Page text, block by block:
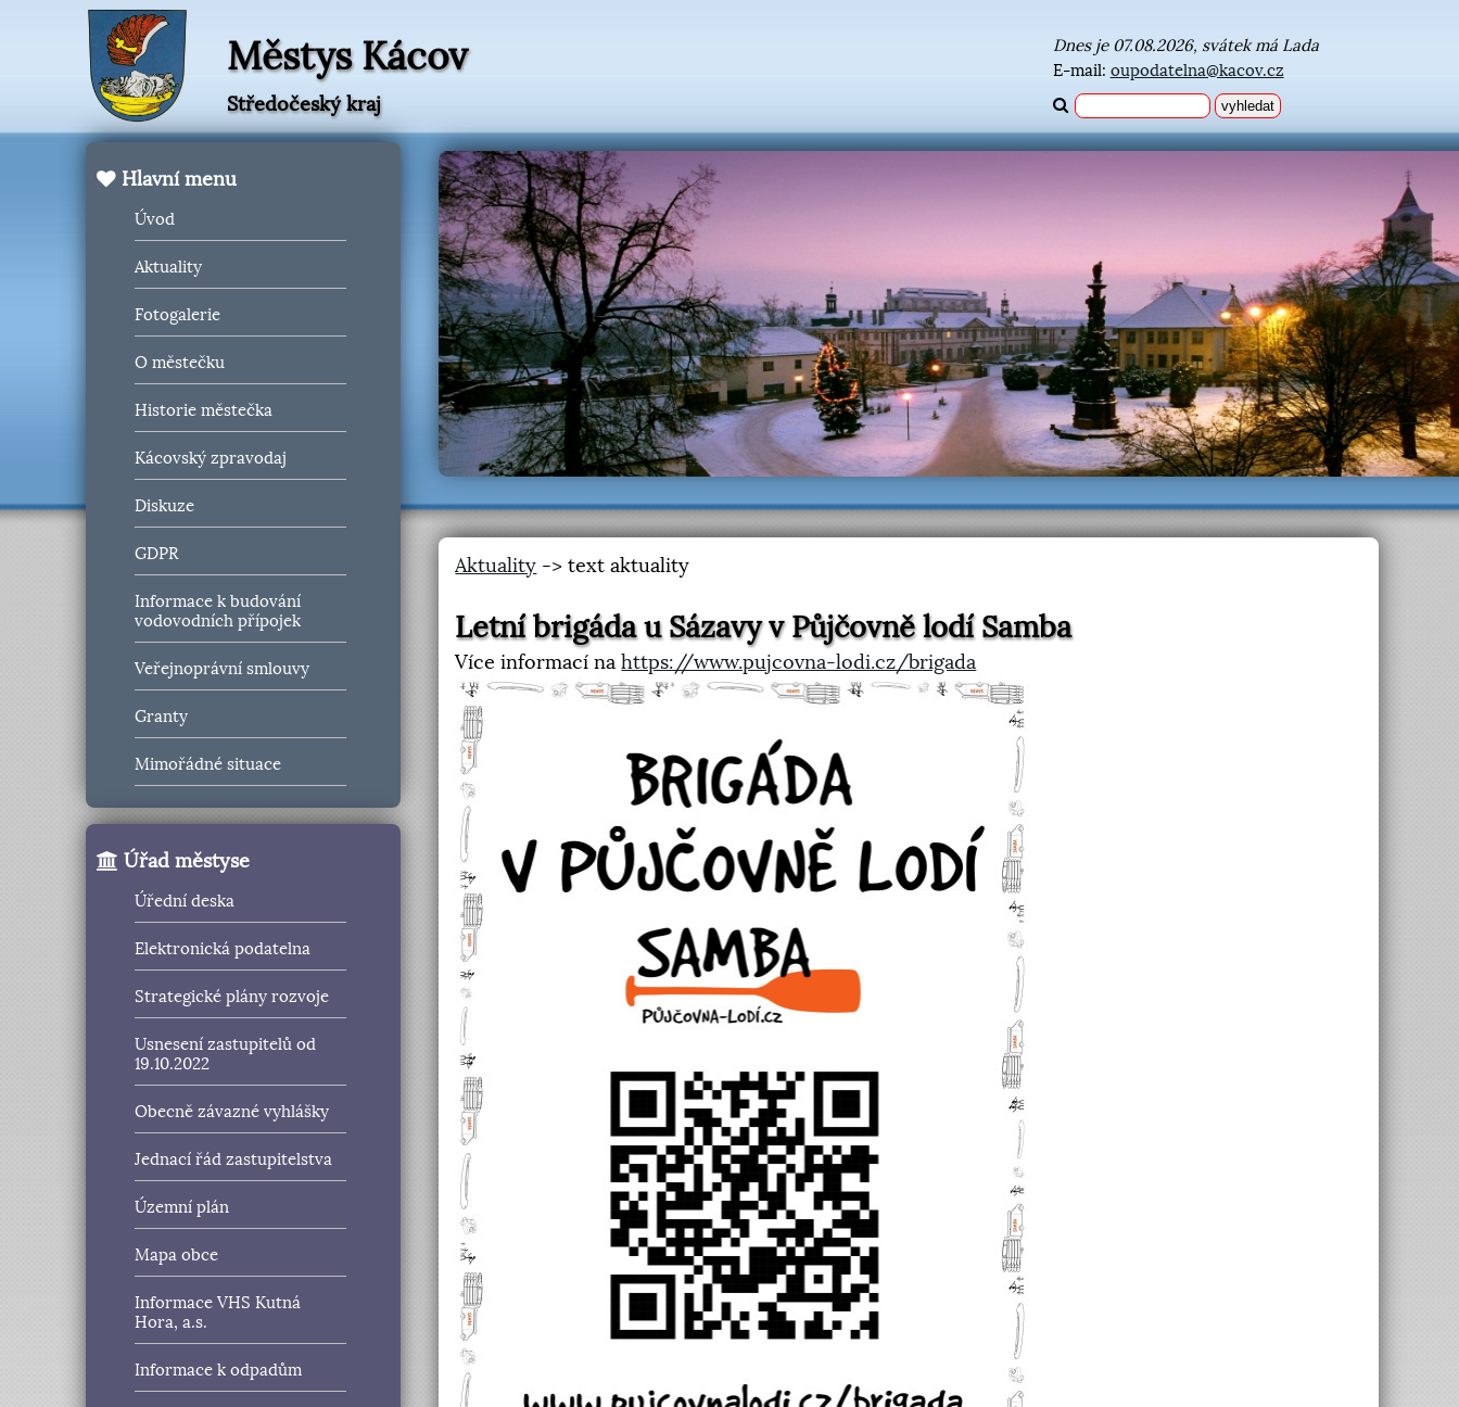
Městys Kácov
Středočeský kraj
Dnes je 07.08.2026, svátek má Lada
E-mail: oupodatelna@kacov.cz
Hlavní menu
Úvod
Aktuality
Fotogalerie
O městečku
Historie městečka
Kácovský zpravodaj
Diskuze
GDPR
Informace k budování
vodovodních přípojek
Veřejnoprávní smlouvy
Granty
Mimořádné situace
Úřad městyse
Úřední deska
Elektronická podatelna
Strategické plány rozvoje
Usnesení zastupitelů od
19.10.2022
Obecně závazné vyhlášky
Jednací řád zastupitelstva
Územní plán
Mapa obce
Informace VHS Kutná
Hora, a.s.
Informace k odpadům
Aktuality -> text aktuality
Letní brigáda u Sázavy v Půjčovně lodí Samba
Více informací nahttps://www.pujcovna-lodi.cz/brigada